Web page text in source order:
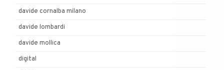
davide cornalba milano
davide lombardi
davide mollica
digital